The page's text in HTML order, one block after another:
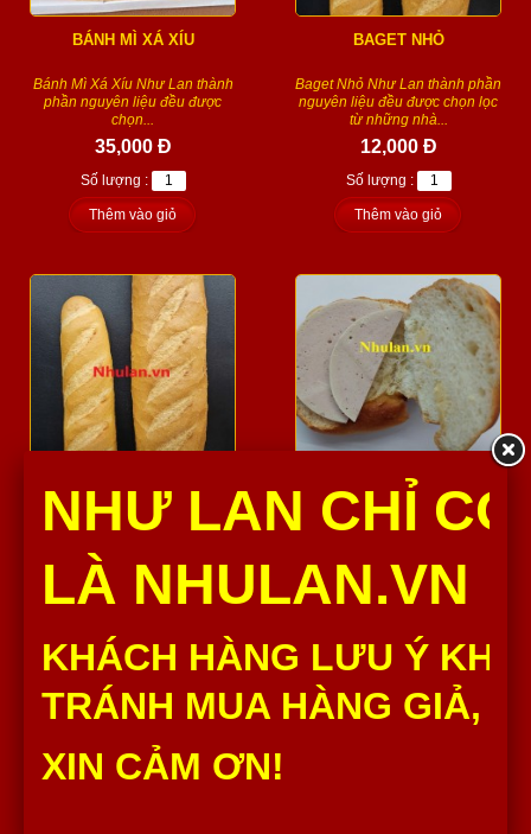
BÁNH MÌ XÁ XÍU
Bánh Mì Xá Xíu Như Lan thành
phần nguyên liệu đều được
chọn...
35,000 Đ
Số lượng :
Thêm vào giỏ
BAGET NHỎ
Baget Nhỏ Như Lan thành phần
nguyên liệu đều được chọn lọc
từ những nhà...
12,000 Đ
Số lượng :
Thêm vào giỏ
BAGET LỚN
Baget Lớn Như Lan thành phần
nguyên liệu đều được chọn lọc
từ những nhà...
20,000 Đ
Thêm vào giỏ
CUA KẸP CHẢ LỤA
Cua kẹp chả lụa Như Lan thành
chọn lọc từ những...
35,000 Đ
Thêm vào giỏ
NHƯ LAN CHỈ
LÀ NHULAN.VN
KHÁCH HÀNG LƯU Ý
TRÁNH MUA HÀNG GIẢ,
XIN CẢM ƠN!